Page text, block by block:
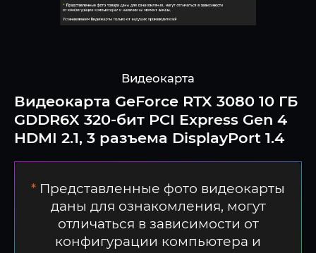
Видеокарта
Видеокарта GeForce RTX 3080 10 ГБ
GDDR6X 320-бит PCI Express Gen 4
HDMI 2.1, 3 разъема DisplayPort 1.4
* Представленные фото видеокарты
даны для ознакомления, могут
отличаться в зависимости от
конфигурации компьютера и